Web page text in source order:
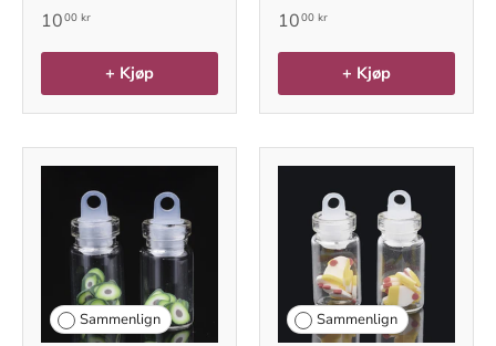
1000 kr
+ Kjøp
1000 kr
+ Kjøp
Sammenlign Sammenlign